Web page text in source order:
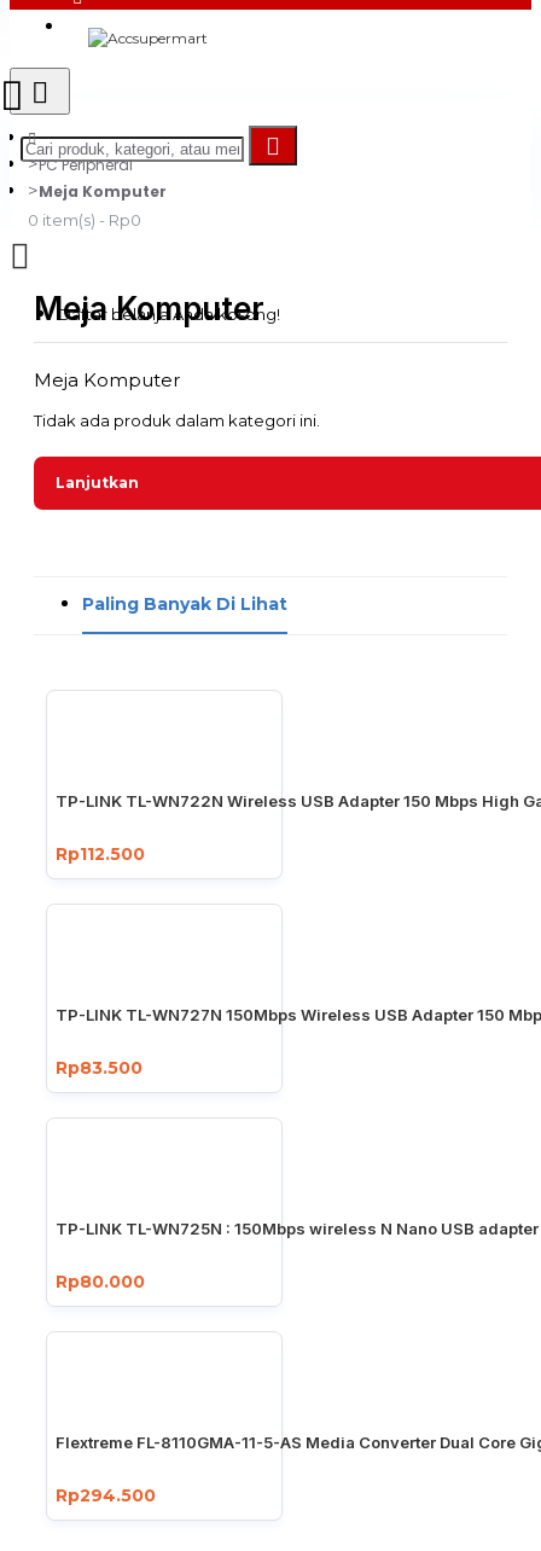
0 item(s) - Rp0
Daftar belanja Anda kosong!
PC Peripheral
Meja Komputer
Meja Komputer
Meja Komputer
Tidak ada produk dalam kategori ini.
Lanjutkan
Paling Banyak Di Lihat
TP-LINK TL-WN722N Wireless USB Adapter 150 Mbps High
Rp112.500
TP-LINK TL-WN727N 150Mbps Wireless USB Adapter 150
Rp83.500
TP-LINK TL-WN725N : 150Mbps wireless N Nano USB adapter
Rp80.000
Flextreme FL-8110GMA-11-5-AS Media Converter Dual Core
Rp294.500